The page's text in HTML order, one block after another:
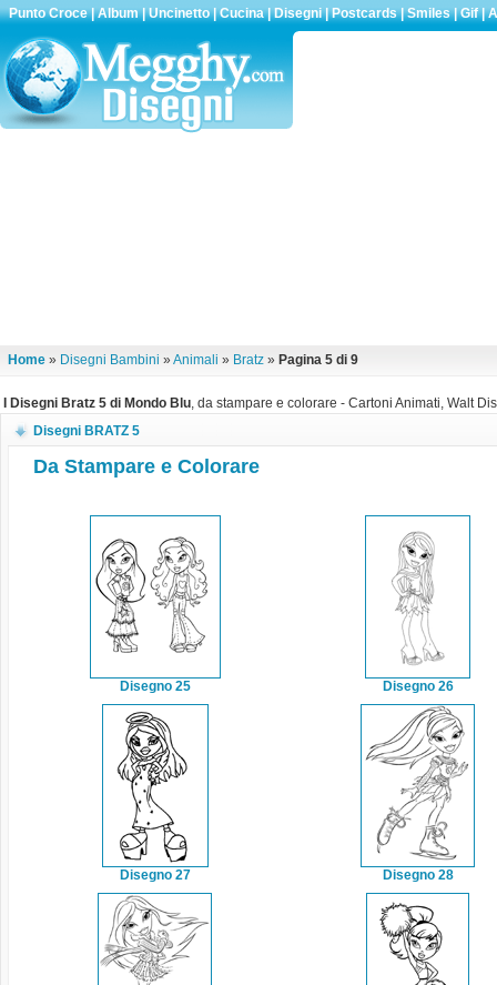
Punto Croce|Album|Uncinetto|Cucina|Disegni|Postcards|Smiles|Gif|
Home » Disegni Bambini »Animali » Bratz » Pagina 5 di 9
I Disegni Bratz 5 di Mondo Blu, da stampare e colorare - Cartoni Animati, Walt
Disegni BRATZ 5
Da Stampare e Colorare
Disegno 25 Disegno 26
Disegno 27 Disegno 28